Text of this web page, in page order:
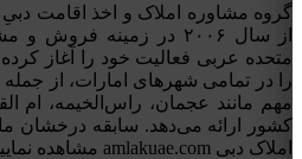
از سال ۲۰۰۶ در زمینه
متحده عربی فعالیت خود را آغاز
را در تمامی شهرهای امارات، از
مهم مانند عجمان، راس‌الخیمه، ام
کشور ارائه می‌دهد. سابقه درخشان
املاک دبی amlakuae.com مشاهده نمایید.